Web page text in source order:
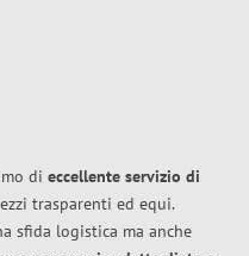
di eccellente servizio di
trasparenti ed equi.
sfida logistica ma anche